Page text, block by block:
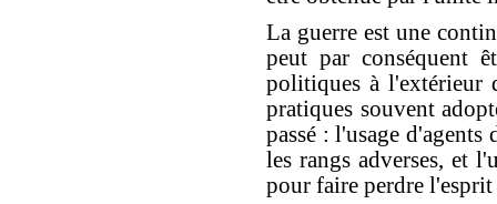
La guerre est une
peut par conséquent
politiques à l'extérieur
pratiques souvent
passé : l'usage
les rangs adverses, et
pour faire perdre